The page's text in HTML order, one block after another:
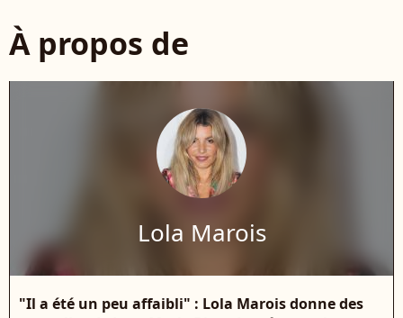
À propos de
Lola Marois
"Il a été un peu affaibli" : Lola Marois donne des